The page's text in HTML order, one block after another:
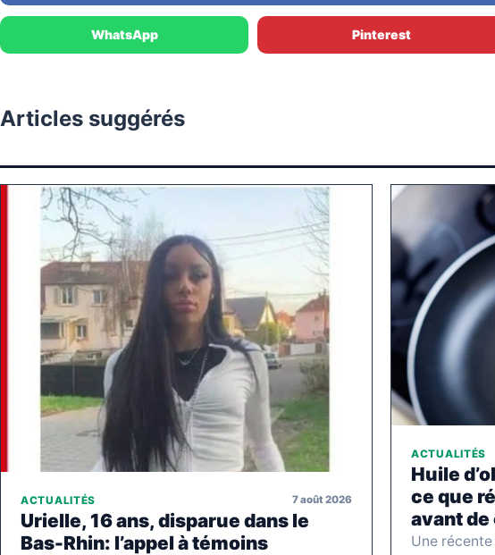
WhatsApp Pinterest
Articles suggérés
ACTUALITÉS 7 août 2026
Urielle, 16 ans, disparue dans le
Bas-Rhin: l’appel à témoins
ACTUALITÉS
Huile
ce que
avant
Une